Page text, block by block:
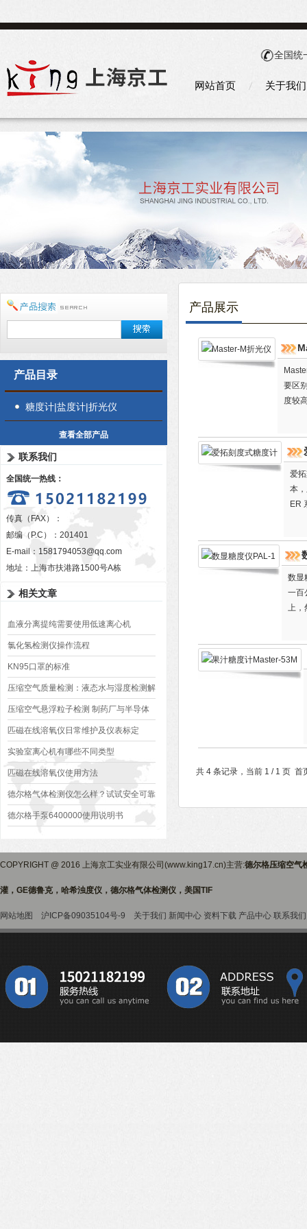
全国统
网站首页 关于我们
产品目录
糖度计|盐度计|折光仪
查看全部产品
联系我们
全国统一热线：
传真（FAX）：
邮编（P.C）：201401
E-mail： 1581794053@qq.com
地址：上海市扶港路1500号A栋
相关文章
血液分离提纯需要使用低速离心机
氯化氢检测仪操作流程
KN95口罩的标准
压缩空气质量检测：液态水与湿度检测解
决方案
压缩空气悬浮粒子检测 制药厂与半导体
厂需求区别
匹磁在线溶氧仪日常维护及仪表标定
实验室离心机有哪些不同类型
匹磁在线溶氧仪使用方法
德尔格气体检测仪怎么样？试试安全可靠
的租赁服务吧
德尔格手泵6400000使用说明书
产品展示
要区
度较
爱
本
ER
数显
一百
上，
共 4 条记录，当前 1 / 1 页
COPYRIGHT @ 2016 上海京工实业有限公司(www.king17.cn)主营:德尔格压缩空气
灌，GE德鲁克，哈希浊度仪，德尔格气体检测仪，美国TIF
网站地图 沪ICP备09035104号-9 关于我们 新闻中心 资料下载 产品中心 联系我们